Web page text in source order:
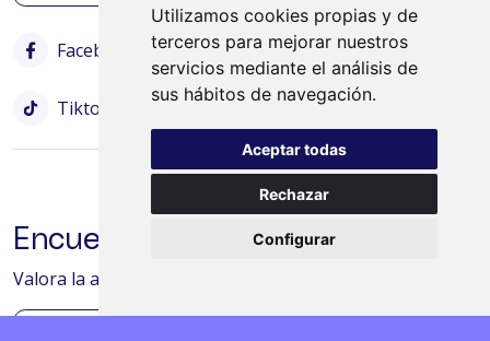
Utilizamos cookies propias y de
terceros para mejorar nuestros
servicios mediante el análisis de
sus hábitos de navegación.
Aceptar todas
Rechazar
Configurar
Facebook Instagram Twitter
Tiktok Bluesky
Encuesta de satisfacción
Valora la actividad desarrollada en tu centro/aula